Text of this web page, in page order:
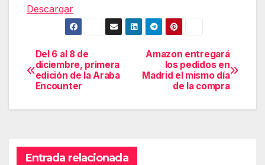
Descargar
Navegación
de
entradas
Amazon entregará
los pedidos en
Madrid el mismo día
de la compra
Del 6 al 8 de
diciembre, primera
edición de la Araba
Encounter
Entrada relacionada